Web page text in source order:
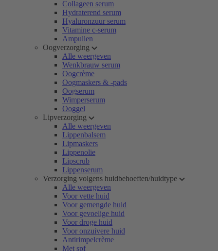
Collageen serum
Hydraterend serum
Hyaluronzuur serum
Vitamine c-serum
Ampullen
Oogverzorging
Alle weergeven
Wenkbrauw serum
Oogcrème
Oogmaskers & -pads
Oogserum
Wimperserum
Ooggel
Lipverzorging
Alle weergeven
Lippenbalsem
Lipmaskers
Lippenolie
Lipscrub
Lippenserum
Verzorging volgens huidbehoeften/huidtype
Alle weergeven
Voor vette huid
Voor gemengde huid
Voor gevoelige huid
Voor droge huid
Voor onzuivere huid
Antirimpelcrème
Met spf